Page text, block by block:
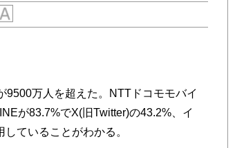
万人を超えた。NTTドコモモバイ
が83.7%でX(旧Twitter)の43.2%、イ
ていることがわかる。